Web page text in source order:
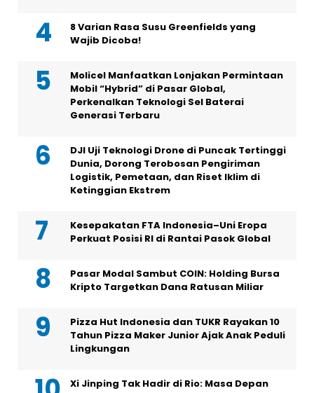
8 Varian Rasa Susu Greenfields yang
Wajib Dicoba!
Molicel Manfaatkan Lonjakan Permintaan
Mobil “Hybrid” di Pasar Global,
Perkenalkan Teknologi Sel Baterai
Generasi Terbaru
DJI Uji Teknologi Drone di Puncak Tertinggi
Dunia, Dorong Terobosan Pengiriman
Logistik, Pemetaan, dan Riset Iklim di
Ketinggian Ekstrem
Kesepakatan FTA Indonesia–Uni Eropa
Perkuat Posisi RI di Rantai Pasok Global
Pasar Modal Sambut COIN: Holding Bursa
Kripto Targetkan Dana Ratusan Miliar
Pizza Hut Indonesia dan TUKR Rayakan 10
Tahun Pizza Maker Junior Ajak Anak Peduli
Lingkungan
Xi Jinping Tak Hadir di Rio: Masa Depan